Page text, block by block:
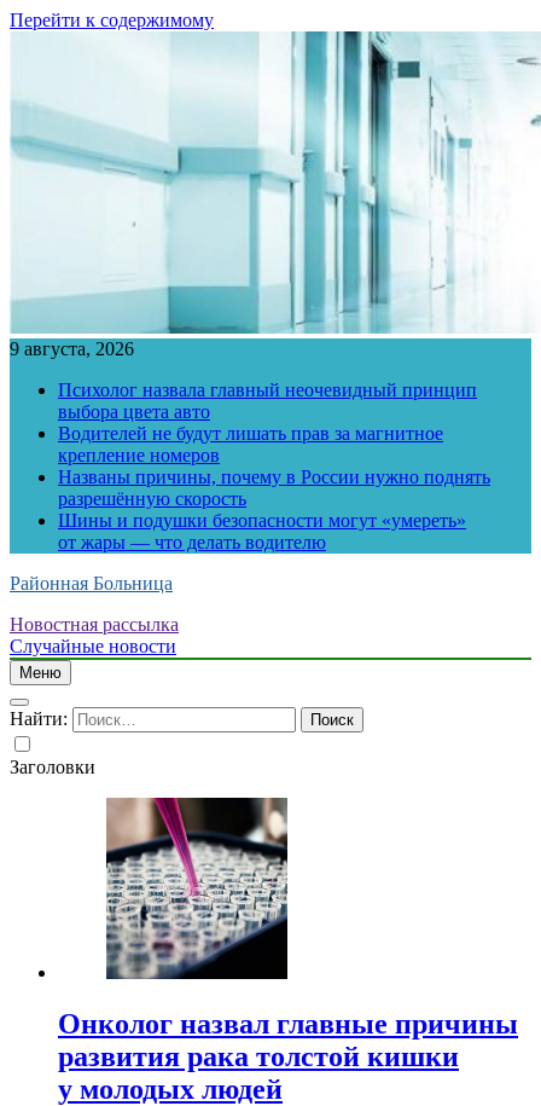
Перейти к содержимому
9 августа, 2026
Психолог назвала главный неочевидный принцип
выбора цвета авто
Водителей не будут лишать прав за магнитное
крепление номеров
Названы причины, почему в России нужно поднять
разрешённую скорость
Шины и подушки безопасности могут «умереть»
от жары — что делать водителю
Районная Больница
Новостная рассылка
Случайные новости
Меню
Найти:
Заголовки
Онколог назвал главные причины
развития рака толстой кишки
у молодых людей